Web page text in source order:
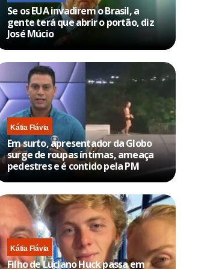
Se os EUA invadirem o Brasil, a
gente terá que abrir o portão, diz
José Múcio
Kátia Flávia
Em surto, apresentador da Globo
surge de roupas íntimas, ameaça
pedestres e é contido pela PM
Kátia Flávia
Filho de Luciano Huck passa em